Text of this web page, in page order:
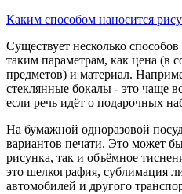
Каким способом наносится
Существует несколько
таким параметрам, как цена (в
предметов) и материал.
стеклянные бокалы - это чаще
если речь идёт о подарочных
На бумажной одноразовой
вариантов печати. Это может
рисунка, так и объёмное
это шелкография, сублимация
автомобилей и другого